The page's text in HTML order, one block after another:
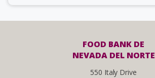
FOOD BANK DE
NEVADA DEL NORTE
550 Italy Drive